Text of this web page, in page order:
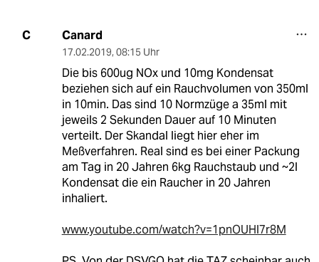
C Canard
17.02.2019, 08:15 Uhr
Die bis 600ug NOx und 10mg Kondensat
beziehen sich auf ein Rauchvolumen von 350ml
in 10min. Das sind 10 Normzüge a 35ml mit
jeweils 2 Sekunden Dauer auf 10 Minuten
verteilt. Der Skandal liegt hier eher im
Meßverfahren. Real sind es bei einer Packung
am Tag in 20 Jahren 6kg Rauchstaub und ~2l
Kondensat die ein Raucher in 20 Jahren
inhaliert.
www.youtube.com/watch?v=1pnOUHl7r8M